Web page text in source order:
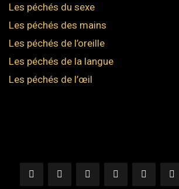
Les péchés du sexe
Les péchés des mains
Les péchés de l’oreille
Les péchés de la langue
Les péchés de l’œil